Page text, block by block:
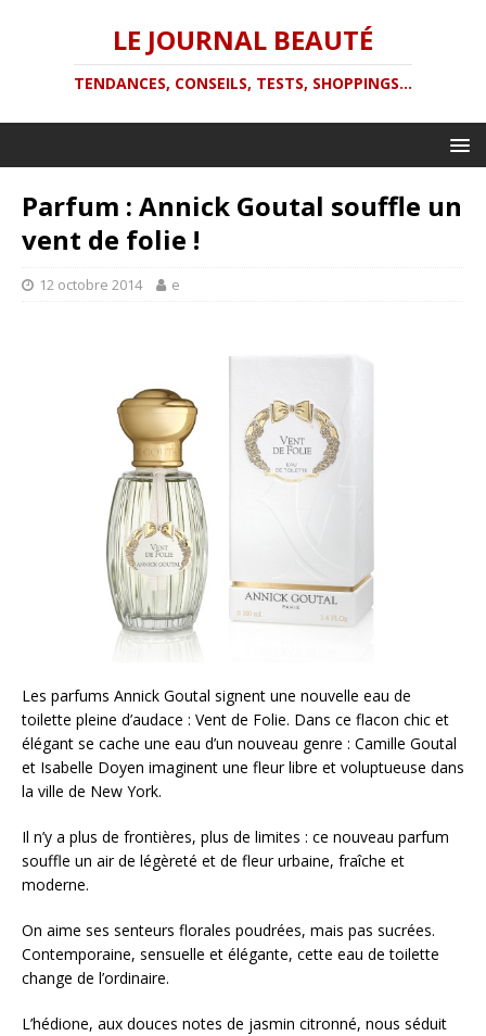
LE JOURNAL BEAUTÉ
TENDANCES, CONSEILS, TESTS, SHOPPINGS...
Parfum : Annick Goutal souffle un
vent de folie !
12 octobre 2014 e
Les parfums Annick Goutal signent une nouvelle eau de
toilette pleine d’audace : Vent de Folie. Dans ce flacon chic et
élégant se cache une eau d’un nouveau genre : Camille Goutal
et Isabelle Doyen imaginent une fleur libre et voluptueuse dans
la ville de New York.
Il n’y a plus de frontières, plus de limites : ce nouveau parfum
souffle un air de légèreté et de fleur urbaine, fraîche et
moderne.
On aime ses senteurs florales poudrées, mais pas sucrées.
Contemporaine, sensuelle et élégante, cette eau de toilette
change de l’ordinaire.
L’hédione, aux douces notes de jasmin citronné, nous séduit